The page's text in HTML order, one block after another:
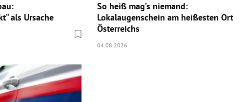
als Ursache
So heiß mag’s niemand:
Lokalaugenschein am heißesten Ort
Österreichs
04.08.2026